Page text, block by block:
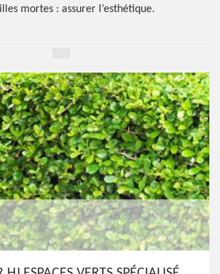
mortes : assurer l’esthétique.